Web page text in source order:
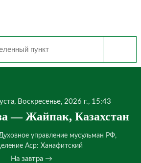
Воскресенье, 2026 г., 15:43
— Жайпак, Казахстан
управление мусульман РФ,
Аср: Ханафитский
На завтра →